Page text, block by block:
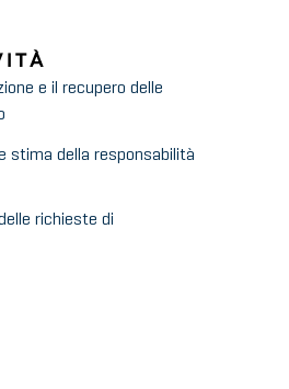
e il recupero delle
stima della responsabilità
richieste di